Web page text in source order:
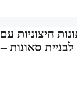
חיצוניות עם
סאונות –